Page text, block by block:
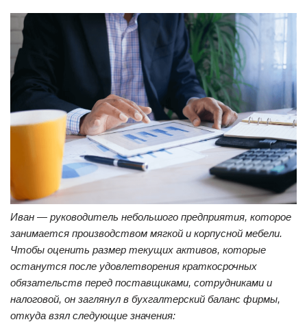
Иван — руководитель небольшого предприятия, которое
занимается производством мягкой и корпусной мебели.
Чтобы оценить размер текущих активов, которые
останутся после удовлетворения краткосрочных
обязательств перед поставщиками, сотрудниками и
налоговой, он заглянул в бухгалтерский баланс фирмы,
откуда взял следующие значения: